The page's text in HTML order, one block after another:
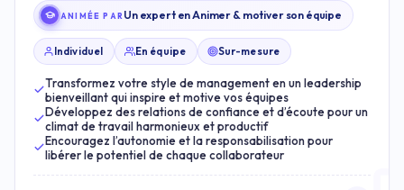
ANIMÉE PAR Un expert en Animer & motiver son équipe
Individuel En équipe Sur-mesure
Transformez votre style de management en un leadership
bienveillant qui inspire et motive vos équipes
Développez des relations de confiance et d’écoute pour un
climat de travail harmonieux et productif
Encouragez l’autonomie et la responsabilisation pour
libérer le potentiel de chaque collaborateur